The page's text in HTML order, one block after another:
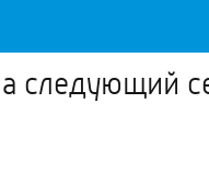
следующий